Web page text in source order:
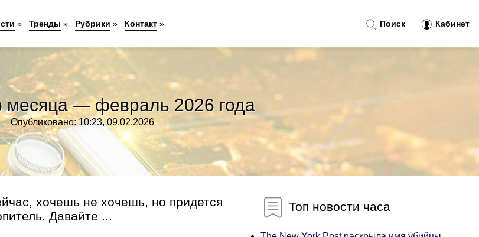
месяца — февраль 2026 года
Опубликовано: 10:23, 09.02.2026
хочешь не хочешь, но придется
Давайте ...
Топ новости часа
Поиск Кабинет
» Тренды » Рубрики » Контакт»